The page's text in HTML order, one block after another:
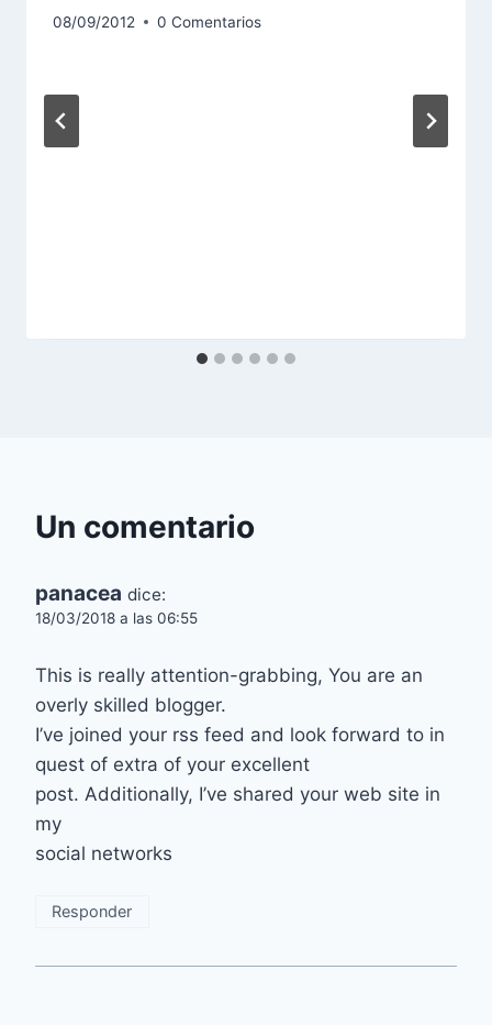
08/09/2012 0 Comentarios
Un comentario
panacea dice:
18/03/2018 a las 06:55
This is really attention-grabbing, You are an
overly skilled blogger.
I’ve joined your rss feed and look forward to in
quest of extra of your excellent
post. Additionally, I’ve shared your web site in
my
social networks
Responder